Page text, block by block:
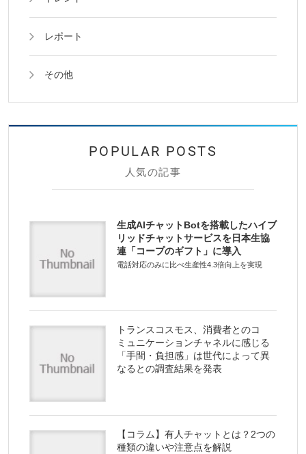
レポート
その他
人気の記事
生成AIチャットBotを搭載したハイブ
リッドチャットサービスを日本生協
連「コープのギフト」に導入
電話対応のみに比べ生産性4.3倍向上を実現
トランスコスモス、消費者とのコ
ミュニケーションチャネルに感じる
「手間・負担感」は世代によって異
なるとの調査結果を発表
【コラム】有人チャットとは？2つの
種類の違いや注意点を解説